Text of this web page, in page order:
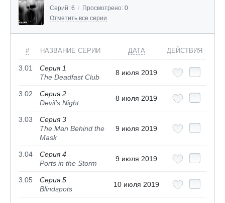
Серий: 6 / Просмотрено: 0
Отметить все серии
# НАЗВАНИЕ СЕРИИ ДАТА ДЕЙСТВИЯ
3.01
Серия 1
The Deadfast Club
8 июля 2019
3.02
Серия 2
Devil's Night
8 июля 2019
3.03
Серия 3
The Man Behind the
Mask
9 июля 2019
3.04
Серия 4
Ports in the Storm
9 июля 2019
3.05
Серия 5
Blindspots
10 июля 2019